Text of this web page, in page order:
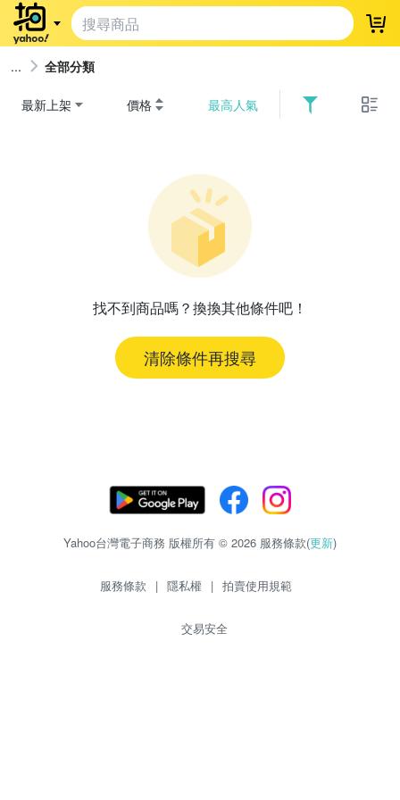
登
全部分類
最新上架 價格 最高人氣
找不到商品嗎？換換其他條件吧！
清除條件再搜尋
Yahoo台灣電子商務 版權所有 © 2026 服務條款(更新)
服務條款 | 隱私權 | 拍賣使用規範
交易安全